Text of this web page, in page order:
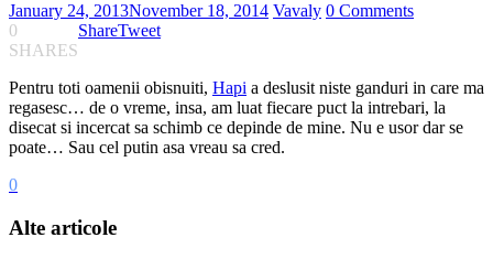
January 24, 2013November 18, 2014 Vavaly 0 Comments
0
SHARES
ShareTweet
Pentru toti oamenii obisnuiti, Hapi a deslusit niste ganduri in care ma
regasesc… de o vreme, insa, am luat fiecare puct la intrebari, la
disecat si incercat sa schimb ce depinde de mine. Nu e usor dar se
poate… Sau cel putin asa vreau sa cred.
0
Alte articole